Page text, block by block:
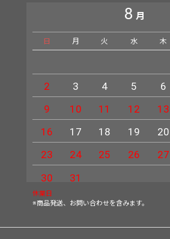
8 月
日 月 火 水 木
2
3 4 5 6
9
10 11 12 13
16
17 18 19 20
23
24 25 26 27
30
31
休業日
※商品発送、お問い合わせを含みます。